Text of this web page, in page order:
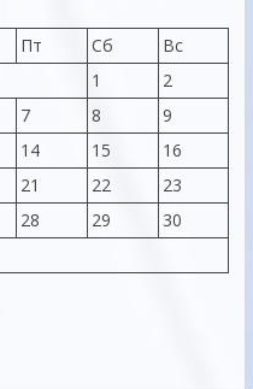
Пт Сб
Вс
1
2
7 8
9
14 15
16
21 22
23
28 29
30